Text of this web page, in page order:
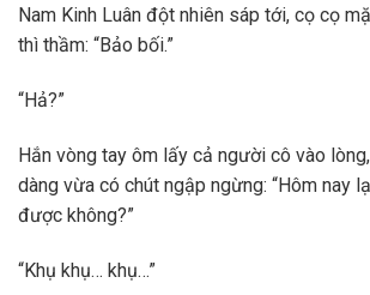
Nam Kinh Luân đột nhiên sáp tới, cọ cọ
thì thầm: “Bảo bối.”
“Hả?”
Hắn vòng tay ôm lấy cả người cô vào
dàng vừa có chút ngập ngừng: “Hôm nay
được không?”
“Khụ khụ… khụ…”